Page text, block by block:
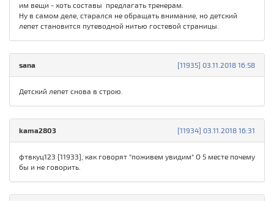
им вещи - хоть составы предлагать тренерам.
Ну в самом деле, старался не обращать внимание, но детский
лепет становится путеводной нитью гостевой страницы.
[11935] 03.11.2018 16:58
sana
Детский лепет снова в строю.
[11934] 03.11.2018 16:31
kama2803
фтвкуц123 [11933], как говорят "поживем увидим" О 5 месте почему
бы и не говорить.